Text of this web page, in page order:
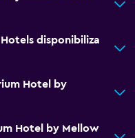
disponibiliza
Hotel by
Hotel by Mellow